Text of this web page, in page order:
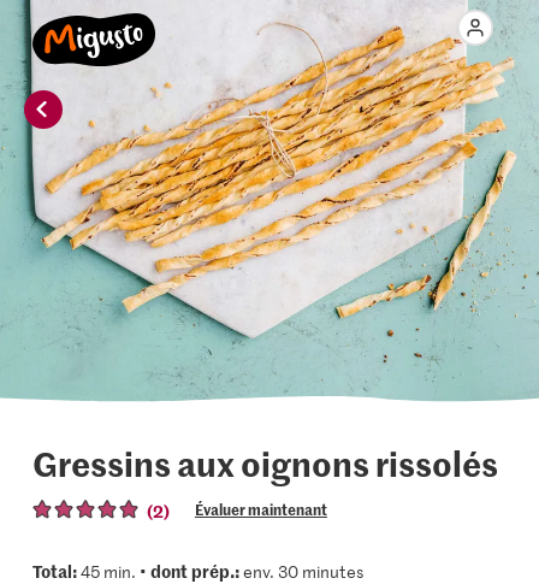
Gressins aux oignons rissolés
(2) Évaluer maintenant
Total:45 min. • dont prép.:env. 30 minutes